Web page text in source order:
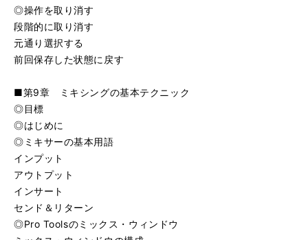
◎操作を取り消す
段階的に取り消す
元通り選択する
前回保存した状態に戻す
■第9章 ミキシングの基本テクニック
◎目標
◎はじめに
◎ミキサーの基本用語
インプット
アウトプット
インサート
センド＆リターン
◎Pro Toolsのミックス・ウィンドウ